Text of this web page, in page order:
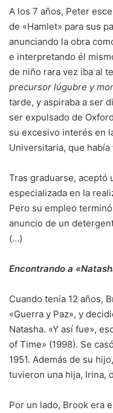
A los 7 años, Peter
de «Hamlet» para sus
anunciando la obra
e interpretando él
de niño rara vez iba al
precursor lúgubre y
tarde, y aspiraba a ser
ser expulsado de
su excesivo interés en
Universitaria, que
Tras graduarse, aceptó
especializada en la
Pero su empleo
anuncio de un
(…)
Encontrando a
Cuando tenía 12 años,
«Guerra y Paz», y
Natasha. «Y así fue»,
of Time» (1998). Se
1951. Además de su
tuvieron una hija, Irina,
Por un lado, Brook era